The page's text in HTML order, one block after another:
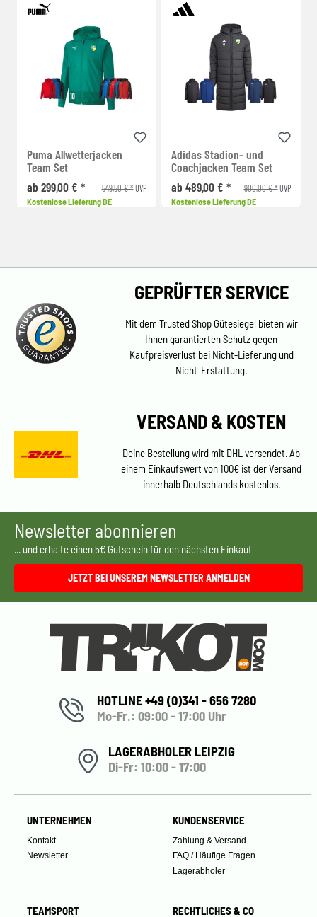
Puma Allwetterjacken
Team Set
ab 299,00 € *
549,50 € *UVP
Kostenlose Lieferung DE
Adidas Stadion- und
Coachjacken Team Set
ab 489,00 € *
900,00 € *UVP
Kostenlose Lieferung DE
GEPRÜFTER SERVICE
Mit dem Trusted Shop Gütesiegel bieten wir
Ihnen garantierten Schutz gegen
Kaufpreisverlust bei Nicht-Lieferung und
Nicht-Erstattung.
VERSAND & KOSTEN
Deine Bestellung wird mit DHL versendet. Ab
einem Einkaufswert von 100€ ist der Versand
innerhalb Deutschlands kostenlos.
Newsletter abonnieren
... und erhalte einen 5€ Gutschein für den nächsten Einkauf
JETZT BEI UNSEREM NEWSLETTER ANMELDEN
HOTLINE +49 (0)341 - 656 7280
Mo-Fr.: 09:00 - 17:00 Uhr
LAGERABHOLER LEIPZIG
Di-Fr: 10:00 - 17:00
UNTERNEHMEN
Kontakt
Newsletter
KUNDENSERVICE
Zahlung & Versand
FAQ / Häufige Fragen
Lagerabholer
TEAMSPORT RECHTLICHES & CO